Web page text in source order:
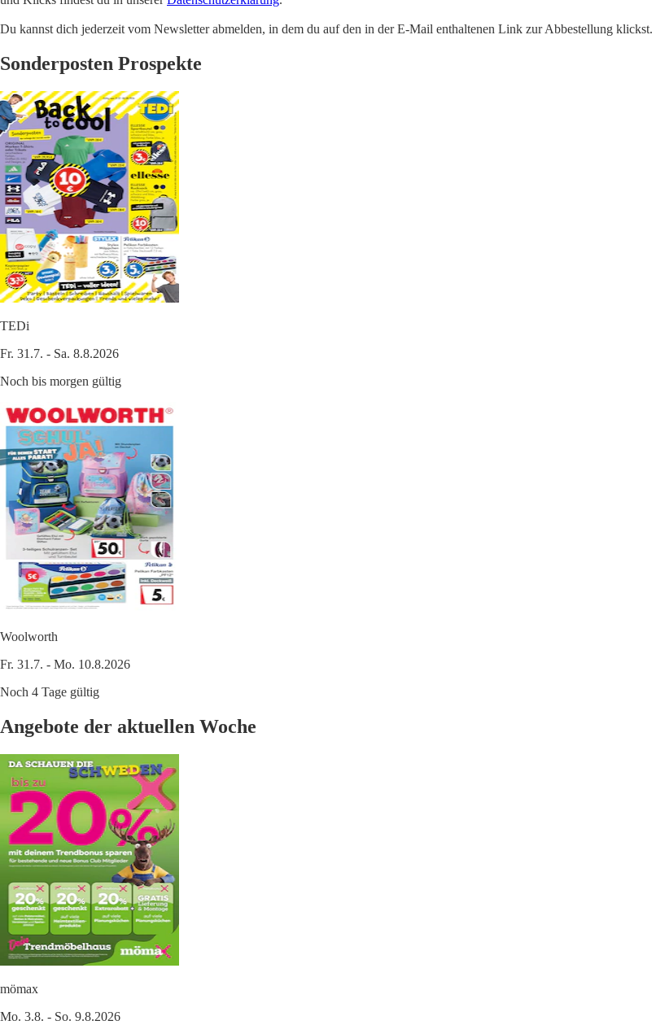
Du kannst dich jederzeit vom Newsletter abmelden, in dem du auf den in der E-Mail enthaltenen Link zur Abbestellung klickst.
Sonderposten Prospekte
TEDi
Fr. 31.7. - Sa. 8.8.2026
Noch bis morgen gültig
Woolworth
Fr. 31.7. - Mo. 10.8.2026
Noch 4 Tage gültig
Angebote der aktuellen Woche
mömax
Mo. 3.8. - So. 9.8.2026